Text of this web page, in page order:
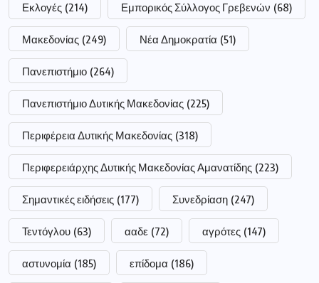
Εκλογές (214) Εμπορικός Σύλλογος Γρεβενών (68)
Μακεδονίας (249) Νέα Δημοκρατία (51)
Πανεπιστήμιο (264)
Πανεπιστήμιο Δυτικής Μακεδονίας (225)
Περιφέρεια Δυτικής Μακεδονίας (318)
Περιφερειάρχης Δυτικής Μακεδονίας Αμανατίδης (223)
Σημαντικές ειδήσεις (177) Συνεδρίαση (247)
Τεντόγλου (63) ααδε (72) αγρότες (147)
αστυνομία (185) επίδομα (186)